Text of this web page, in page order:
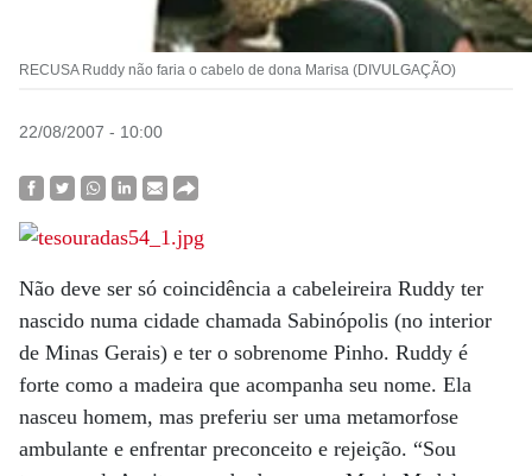
RECUSA Ruddy não faria o cabelo de dona Marisa (DIVULGAÇÃO)
22/08/2007 - 10:00
Não deve ser só coincidência a cabeleireira Ruddy ter
nascido numa cidade chamada Sabinópolis (no interior
de Minas Gerais) e ter o sobrenome Pinho. Ruddy é
forte como a madeira que acompanha seu nome. Ela
nasceu homem, mas preferiu ser uma metamorfose
ambulante e enfrentar preconceito e rejeição. “Sou